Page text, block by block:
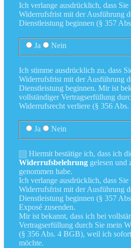
Ich verlange ausdrücklich, dass
Widerrufsfrist mit der Ausführung
Dienstleistung beginnen (§ 357
Ja Nein
Ich stimme ausdrücklich zu, dass
Widerrufsfrist mit der Ausführung
Dienstleistung beginnen. Mir ist
vollständiger Vertragserfüllung
Widerrufsrecht verliere (§ 356
Ja Nein
Hiermit bestätige ich, dass ich
Widerrufsbelehrung gelesen und
genommen habe.
Ich verlange ausdrücklich, dass
Widerrufsfrist mit der Ausführung
Dienstleistung beginnen (§ 357
Exposé zusenden.
Mir ist bekannt, dass ich bei
Vertragserfüllung durch Sie mein
(§ 356 Abs. 4 BGB), weil ich
möchte.